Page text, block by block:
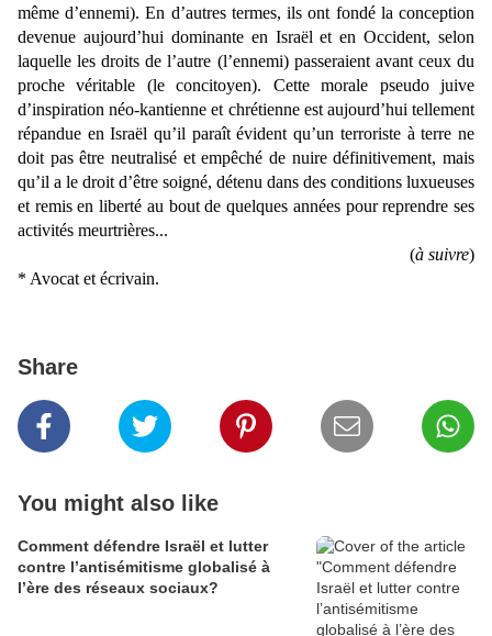
même d’ennemi). En d’autres termes, ils ont fondé la conception
devenue aujourd’hui dominante en Israël et en Occident, selon
laquelle les droits de l’autre (l’ennemi) passeraient avant ceux du
proche véritable (le concitoyen). Cette morale pseudo juive
d’inspiration néo-kantienne et chrétienne est aujourd’hui tellement
répandue en Israël qu’il paraît évident qu’un terroriste à terre ne
doit pas être neutralisé et empêché de nuire définitivement, mais
qu’il a le droit d’être soigné, détenu dans des conditions luxueuses
et remis en liberté au bout de quelques années pour reprendre ses
activités meurtrières...
(à suivre)
* Avocat et écrivain.
Share
You might also like
Comment défendre Israël et lutter
contre l’antisémitisme globalisé à
l’ère des réseaux sociaux?